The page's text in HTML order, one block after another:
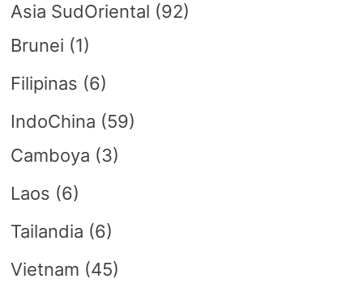
Asia SudOriental (92)
Brunei (1)
Filipinas (6)
IndoChina (59)
Camboya (3)
Laos (6)
Tailandia (6)
Vietnam (45)